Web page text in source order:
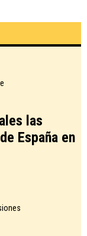
las
España en